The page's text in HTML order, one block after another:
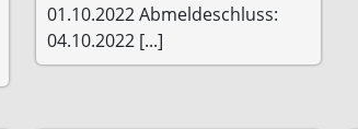
01.10.2022 Abmeldeschluss:
04.10.2022 [...]